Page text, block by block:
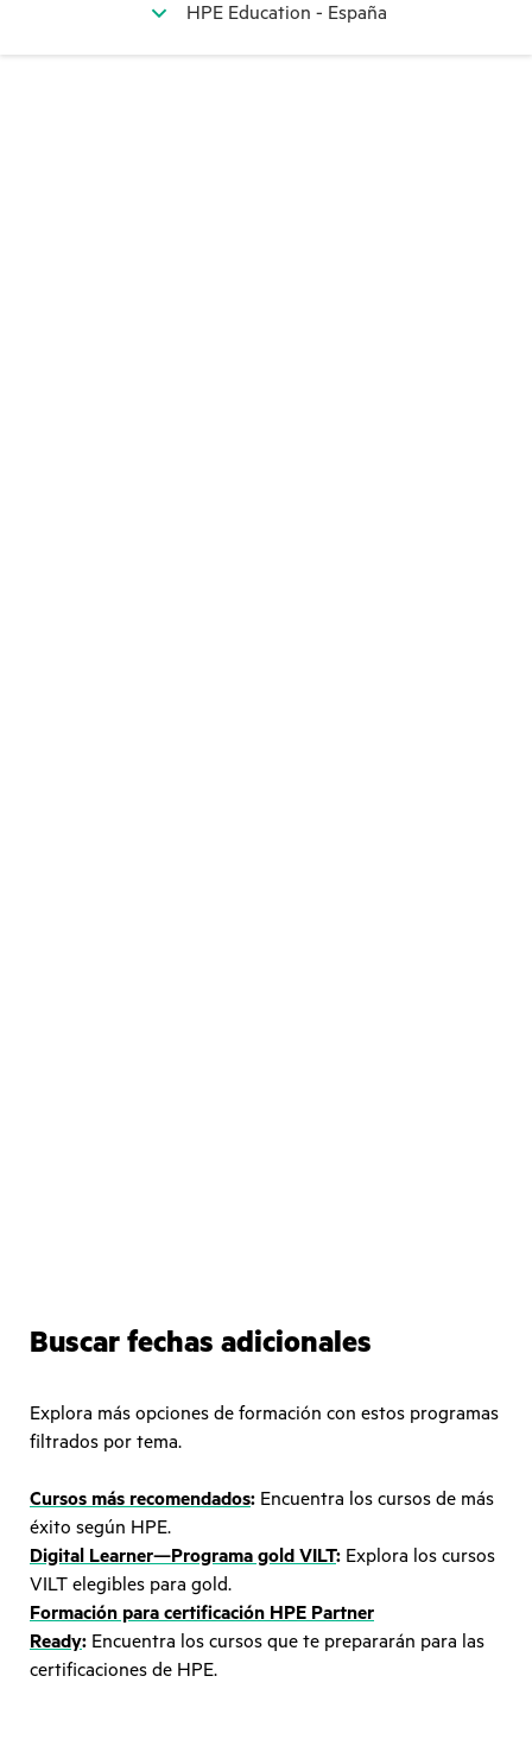
HPE Education - España
Buscar fechas adicionales
Explora más opciones de formación con estos programas
filtrados por tema.
Cursos más recomendados: Encuentra los cursos de más
éxito según HPE.
Digital Learner—Programa gold VILT: Explora los cursos
VILT elegibles para gold.
Formación para certificación HPE Partner
Ready: Encuentra los cursos que te prepararán para las
certificaciones de HPE.